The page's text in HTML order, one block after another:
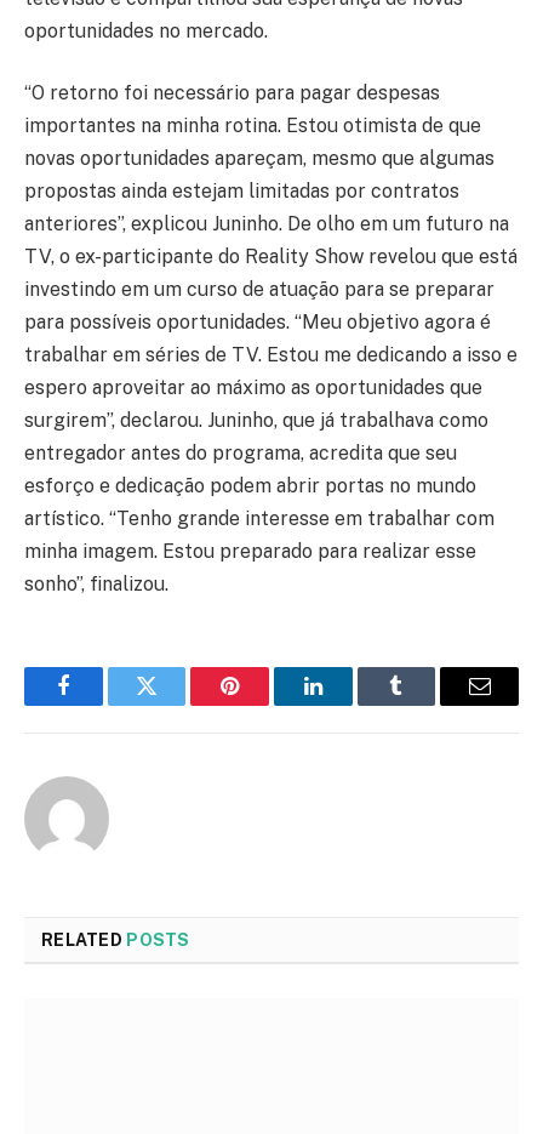
oportunidades no mercado.
“O retorno foi necessário para pagar despesas
importantes na minha rotina. Estou otimista de que
novas oportunidades apareçam, mesmo que algumas
propostas ainda estejam limitadas por contratos
anteriores”, explicou Juninho. De olho em um futuro na
TV, o ex-participante do Reality Show revelou que está
investindo em um curso de atuação para se preparar
para possíveis oportunidades. “Meu objetivo agora é
trabalhar em séries de TV. Estou me dedicando a isso e
espero aproveitar ao máximo as oportunidades que
surgirem”, declarou. Juninho, que já trabalhava como
entregador antes do programa, acredita que seu
esforço e dedicação podem abrir portas no mundo
artístico. “Tenho grande interesse em trabalhar com
minha imagem. Estou preparado para realizar esse
sonho”, finalizou.
FacebookTwitter Pinterest LinkedInTumblr Email
RELATED POSTS